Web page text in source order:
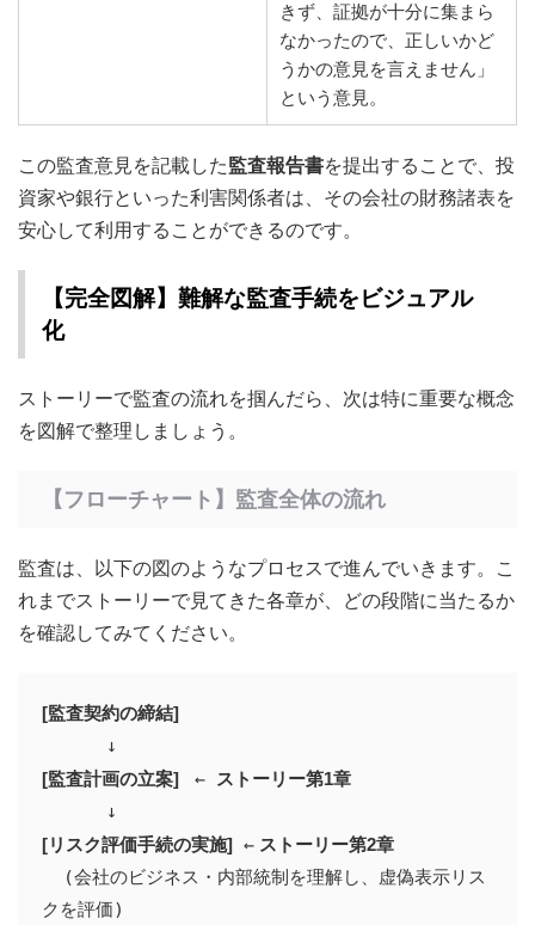
きず、証拠が十分に集まら
なかったので、正しいかど
うかの意見を言えません」
という意見。
この監査意見を記載した監査報告書を提出することで、投
資家や銀行といった利害関係者は、その会社の財務諸表を
安心して利用することができるのです。
【完全図解】難解な監査手続をビジュアル
化
ストーリーで監査の流れを掴んだら、次は特に重要な概念
を図解で整理しましょう。
【フローチャート】監査全体の流れ
監査は、以下の図のようなプロセスで進んでいきます。こ
れまでストーリーで見てきた各章が、どの段階に当たるか
を確認してみてください。
[監査契約の締結]
[監査計画の立案] ← ストーリー第1章
[リスク評価手続の実施] ← ストーリー第2章
クを評価)